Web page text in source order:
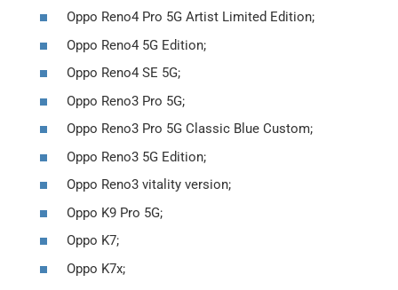
Oppo Reno4 Pro 5G Artist Limited Edition;
Oppo Reno4 5G Edition;
Oppo Reno4 SE 5G;
Oppo Reno3 Pro 5G;
Oppo Reno3 Pro 5G Classic Blue Custom;
Oppo Reno3 5G Edition;
Oppo Reno3 vitality version;
Oppo K9 Pro 5G;
Oppo K7;
Oppo K7x;